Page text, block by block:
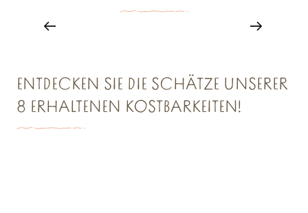
ENTDECKEN SIE DIE SCHÄTZE UNSERER
8 ERHALTENEN KOSTBARKEITEN!